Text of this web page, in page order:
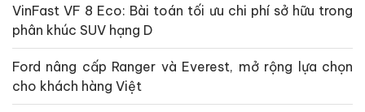
VinFast VF 8 Eco: Bài toán tối ưu chi phí sở hữu trong
phân khúc SUV hạng D
Ford nâng cấp Ranger và Everest, mở rộng lựa chọn
cho khách hàng Việt